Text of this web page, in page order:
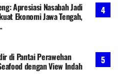
Apresiasi Nasabah Jadi
Ekonomi Jawa Tengah,
di Pantai Perawehan
dengan View Indah